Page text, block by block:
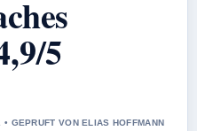
5
GEPRUFT VON ELIAS HOFFMANN